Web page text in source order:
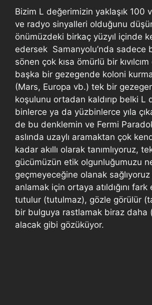
Bizim L değerimizin yaklaşık 100
ve radyo sinyalleri olduğunu
önümüzdeki birkaç yüzyıl içinde
edersek Samanyolu’nda sadece
sönen çok kısa ömürlü bir
başka bir gezegende koloni
(Mars, Europa vb.) tek bir
koşulunu ortadan kaldırıp belki L
binlerce ya da yüzbinlerce yıla
de bu denklemin ve Fermi
aslında uzaylı aramaktan çok
kadar akıllı olarak tanımlıyoruz,
gücümüzün etik olgunluğumuzu
geçmeyeceğine olanak sağlıyoruz
anlamak için ortaya atıldığını
tutulur (tutulmaz), gözle görülür
bir bulguya rastlamak biraz daha
alacak gibi gözüküyor.